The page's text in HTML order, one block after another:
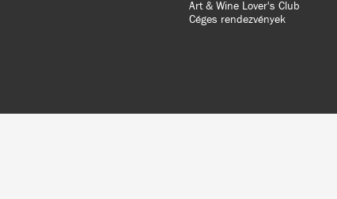
Art & Wine Lover's Club
Céges rendezvények